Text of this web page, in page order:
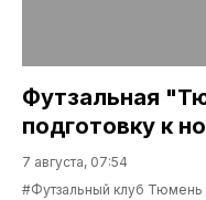
Футзальная
подготовку к
7 августа, 07:54
#Футзальный клуб Тюмень